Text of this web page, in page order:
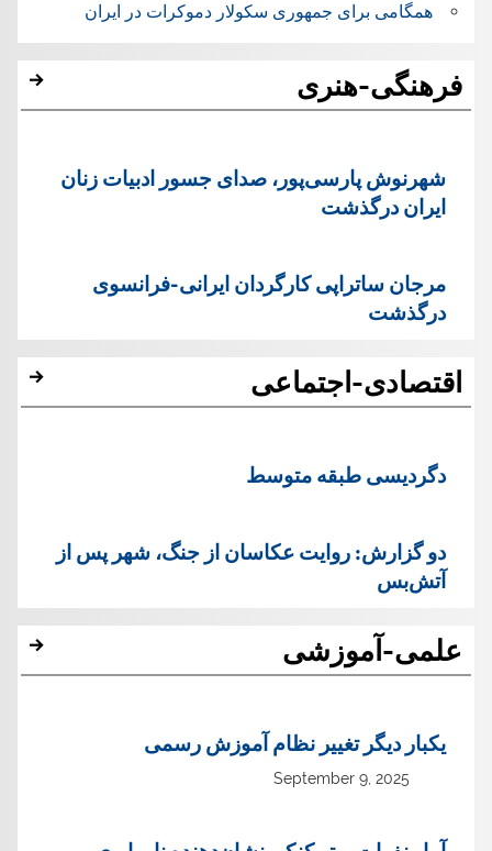
همگامی برای جمهوری سکولار دموکرات در ایران
فرهنگی-هنری
شهرنوش پارسی‌پور، صدای جسور ادبیات زنان
ایران درگذشت
مرجان ساتراپی کارگردان ایرانی-فرانسوی
درگذشت
اقتصادی-اجتماعی
دگردیسی طبقه متوسط
دو گزارش: روایت عکاسان از جنگ، شهر پس از
آتش‌بس
علمی-آموزشی
یک‏بار دیگر تغییر نظام آموزش رسمی
September 9, 2025